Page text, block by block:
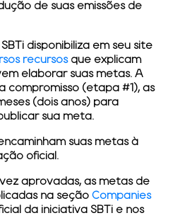
de suas emissões de
disponibiliza em seu site
recursosque explicam
elaborar suas metas. A
compromisso (etapa #1), as
(dois anos) para
sua meta.
suas metas à
oficial.
aprovadas, as metas de
na seção Companies
da iniciativa SBTi e nos